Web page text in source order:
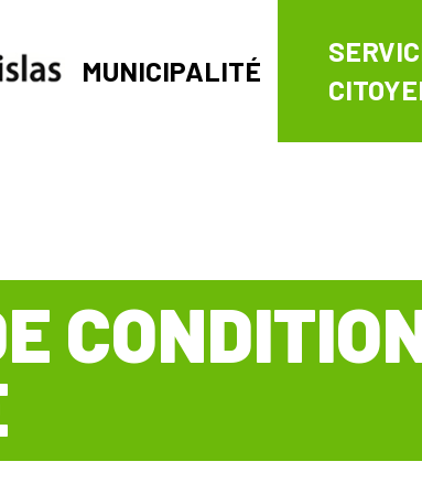
MUNICIPALITÉ